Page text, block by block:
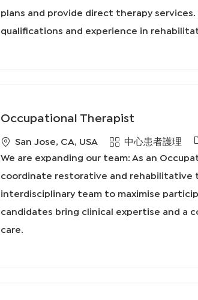
plans and provide direct therapy
qualifications and experience in
Occupational Therapist
地
點
San Jose, CA, USA
類
別
中心患者護理
We are expanding our team: As an
coordinate restorative and rehabilitative
interdisciplinary team to maximise
candidates bring clinical expertise and
care.